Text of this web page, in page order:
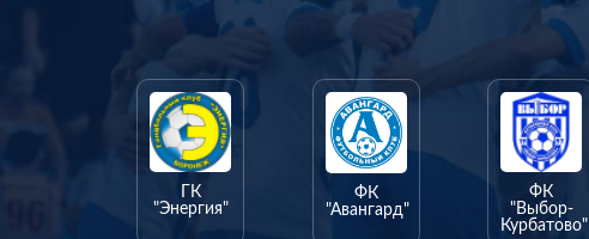
ГК
"Энергия"
ФК
"Авангард"
ФК
"Выбор-
Курбатово"